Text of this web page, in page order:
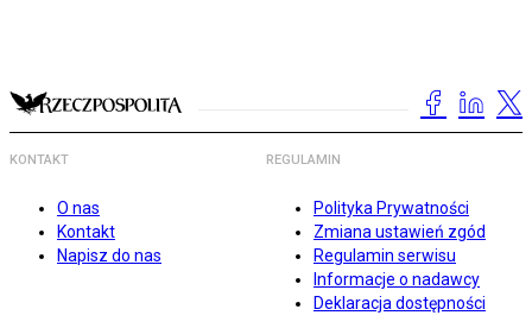
KONTAKT
O nas
Kontakt
Napisz do nas
REGULAMIN
Polityka Prywatności
Zmiana ustawień zgód
Regulamin serwisu
Informacje o nadawcy
Deklaracja dostępności